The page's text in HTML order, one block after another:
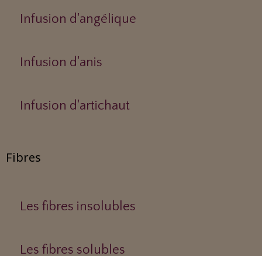
Infusion d'angélique
Infusion d'anis
Infusion d'artichaut
Fibres
Les fibres insolubles
Les fibres solubles